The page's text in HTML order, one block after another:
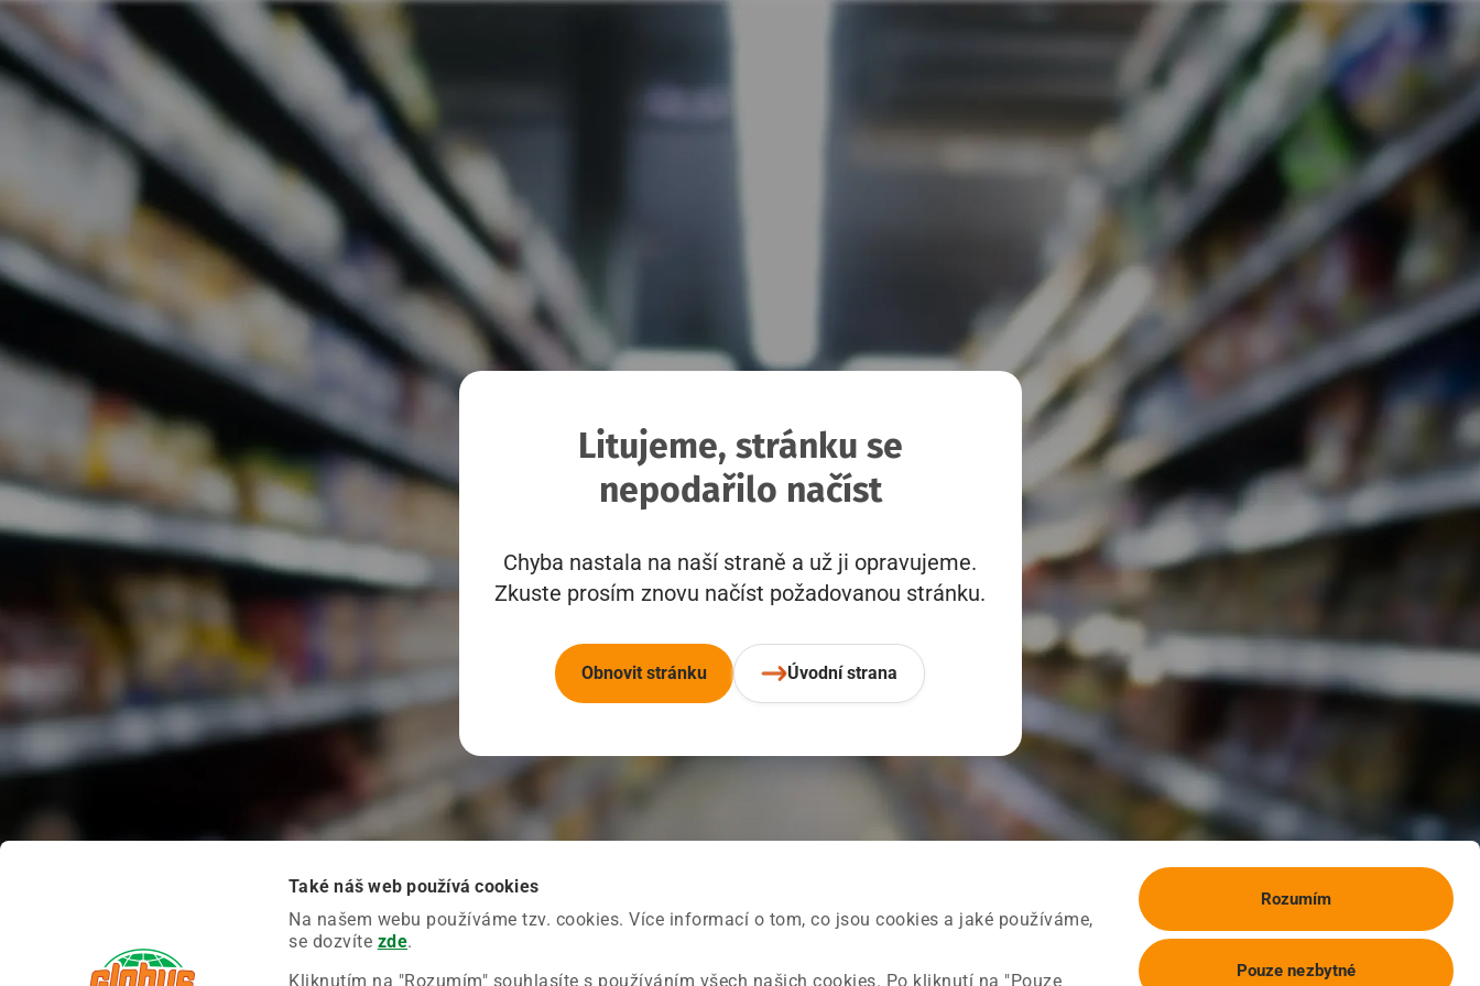
Také náš web používá cookies
Na našem webu používáme tzv. cookies. Více informací o tom, co jsou cookies a jaké používáme,
se dozvíte zde.
Kliknutím na "Rozumím" souhlasíte s používáním všech našich cookies. Po kliknutí na "Pouze
Rozumím
Pouze nezbytné
Litujeme, stránku se
nepodařilo načíst
Chyba nastala na naší straně a už ji opravujeme.
Zkuste prosím znovu načíst požadovanou stránku.
Obnovit stránku Úvodní strana